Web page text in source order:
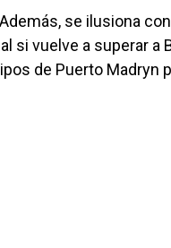
se ilusiona
si vuelve a superar a
de Puerto Madryn